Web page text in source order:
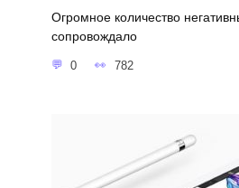
Огромное количество
сопровождало
0 782